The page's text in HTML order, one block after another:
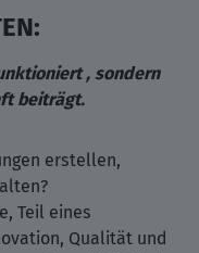
, sondern
beiträgt.
erstellen,
Teil eines
Qualität und